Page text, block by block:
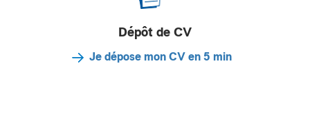
Dépôt de CV
Je dépose mon CV en 5 min